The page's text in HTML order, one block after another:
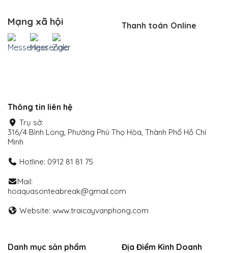
Mạng xã hội Thanh toán Online
Thông tin liên hệ
Trụ sở:
316/4 Bình Long, Phường Phú Thọ Hòa, Thành Phố Hồ Chí
Minh
Hotline: 0912 81 81 75
Mail:
hoaquasonteabreak@gmail.com
Website: www.traicayvanphong.com
Danh mục sản phẩm
Địa Điểm Kinh Doanh